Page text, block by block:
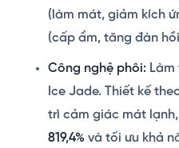
(làm mát, giảm kích
(cấp ẩm, tăng đàn
Công nghệ phôi:Làm
Ice Jade. Thiết kế
trì cảm giác mát
819,4% và tối ưu khả